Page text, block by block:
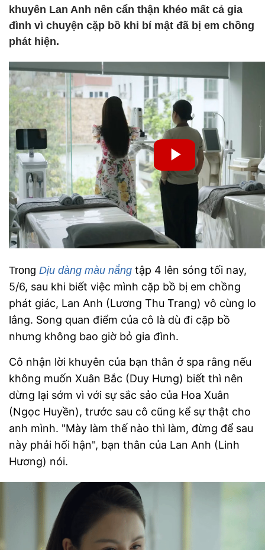
khuyên Lan Anh nên cẩn thận khéo mất cả gia
đình vì chuyện cặp bồ khi bí mật đã bị em chồng
phát hiện.
Trong Dịu dàng màu nắng tập 4 lên sóng tối nay,
5/6, sau khi biết việc mình cặp bồ bị em chồng
phát giác, Lan Anh (Lương Thu Trang) vô cùng lo
lắng. Song quan điểm của cô là dù đi cặp bồ
nhưng không bao giờ bỏ gia đình.
Cô nhận lời khuyên của bạn thân ở spa rằng nếu
không muốn Xuân Bắc (Duy Hưng) biết thì nên
dừng lại sớm vì với sự sắc sảo của Hoa Xuân
(Ngọc Huyền), trước sau cô cũng kể sự thật cho
anh mình. "Mày làm thế nào thì làm, đừng để sau
này phải hối hận", bạn thân của Lan Anh (Linh
Hương) nói.